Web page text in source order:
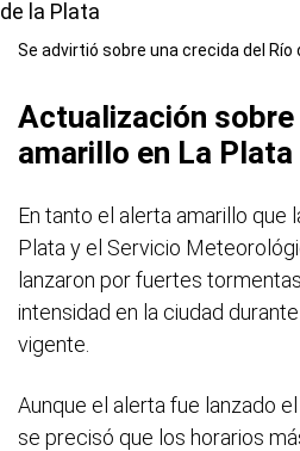
Se advirtió sobre una crecida del Río
Actualización
amarillo en La Plata
En tanto el alerta amarillo que
Plata y el Servicio
lanzaron por fuertes
intensidad en la ciudad
vigente.
Aunque el alerta fue lanzado
se precisó que los horarios